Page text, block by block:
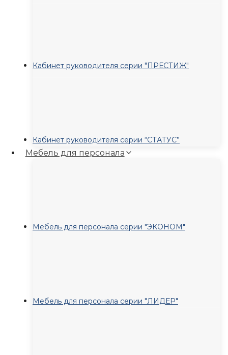
Кабинет руководителя серии "ПРЕСТИЖ"
Кабинет руководителя серии “СТАТУС”
Мебель для персонала
Мебель для персонала серии "ЭКОНОМ"
Мебель для персонала серии "ЛИДЕР"